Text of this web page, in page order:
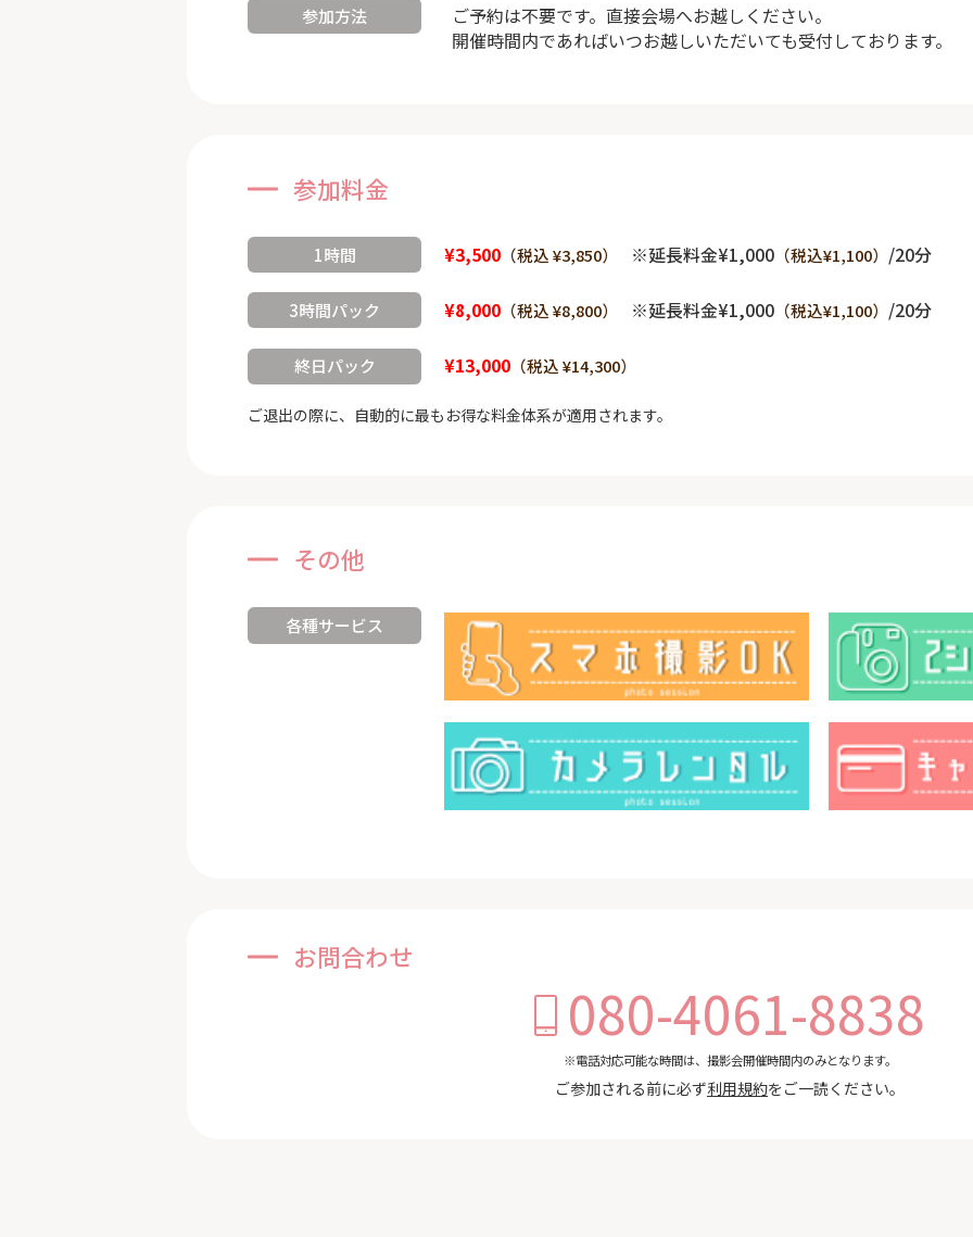
参加方法
ご予約は不要です。直接会場へお越しください。
開催時間内であればいつお越しいただいても受付しております。
参加料金
1時間 ¥3,500 （税込 ¥3,850） ※延長料金¥1,000 （税込¥1,100） /20分
3時間パック ¥8,000 （税込 ¥8,800） ※延長料金¥1,000 （税込¥1,100） /20分
終日パック ¥13,000 （税込 ¥14,300）
ご退出の際に、自動的に最もお得な料金体系が適用されます。
その他
各種サービス
お問合わせ
080-4061-8838
※電話対応可能な時間は、撮影会開催時間内のみとなります。
ご参加される前に必ず利用規約をご一読ください。